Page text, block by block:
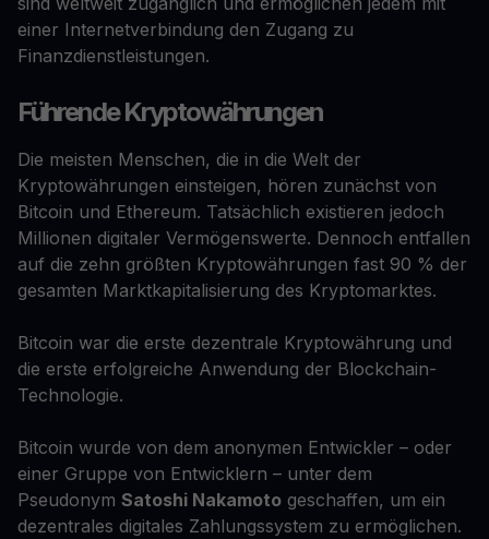
einer Internetverbindung den Zugang zu
Finanzdienstleistungen.
Führende Kryptowährungen
Die meisten Menschen, die in die Welt der
Kryptowährungen einsteigen, hören zunächst von
Bitcoin und Ethereum. Tatsächlich existieren jedoch
Millionen digitaler Vermögenswerte. Dennoch entfallen
auf die zehn größten Kryptowährungen fast 90 % der
gesamten Marktkapitalisierung des Kryptomarktes.
Bitcoin war die erste dezentrale Kryptowährung und
die erste erfolgreiche Anwendung der Blockchain-
Technologie.
Bitcoin wurde von dem anonymen Entwickler – oder
einer Gruppe von Entwicklern – unter dem
Pseudonym Satoshi Nakamoto geschaffen, um ein
dezentrales digitales Zahlungssystem zu ermöglichen.